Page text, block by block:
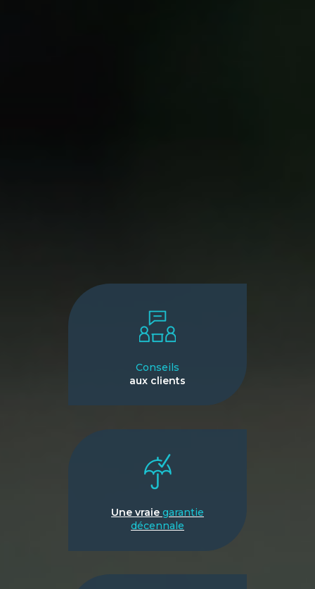
Conseils
aux clients
Une vraie garantie
décennale